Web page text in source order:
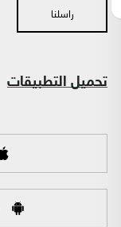
راسلنا
تحميل التطبيقات